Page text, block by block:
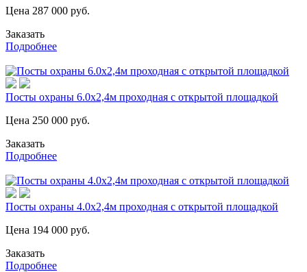
Цена 287 000 руб.
Заказать
Подробнее
Посты охраны 6.0х2,4м проходная с открытой площадкой
Цена 250 000 руб.
Заказать
Подробнее
Посты охраны 4.0х2,4м проходная с открытой площадкой
Цена 194 000 руб.
Заказать
Подробнее